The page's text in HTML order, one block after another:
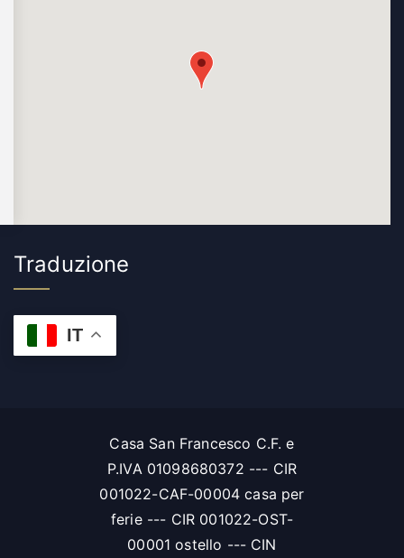
Traduzione
IT
Casa San Francesco C.F. e
P.IVA 01098680372 --- CIR
001022-CAF-00004 casa per
ferie --- CIR 001022-OST-
00001 ostello --- CIN